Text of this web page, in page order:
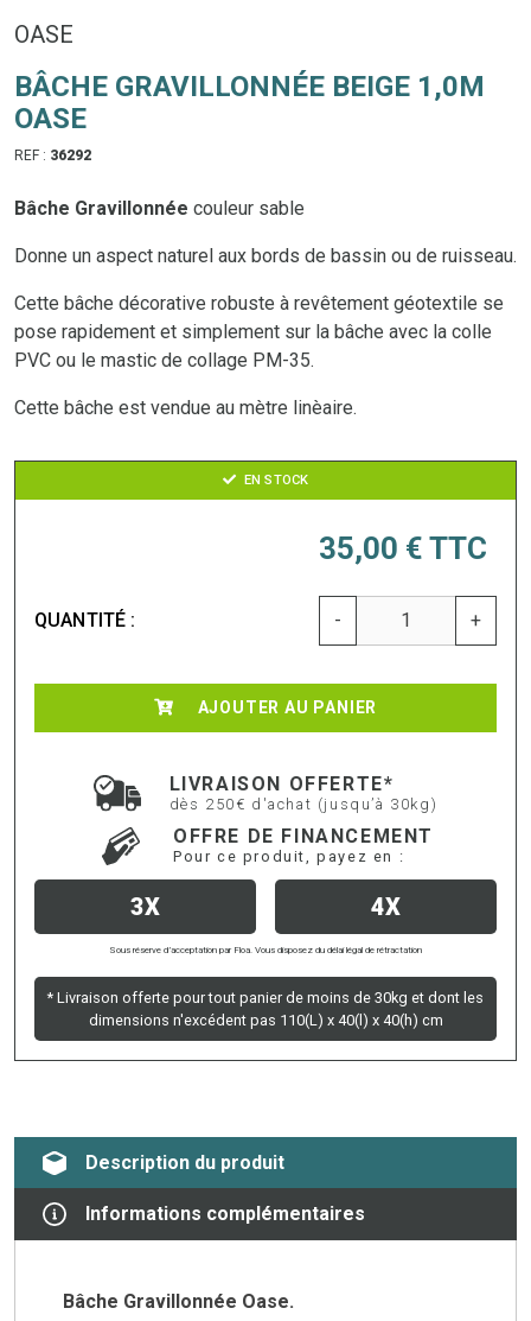
OASE
BÂCHE GRAVILLONNÉE BEIGE 1,0M
OASE
REF : 36292
Bâche Gravillonnée couleur sable
Donne un aspect naturel aux bords de bassin ou de ruisseau.
Cette bâche décorative robuste à revêtement géotextile se
pose rapidement et simplement sur la bâche avec la colle
PVC ou le mastic de collage PM-35.
Cette bâche est vendue au mètre linèaire.
EN STOCK
35,00 € TTC
QUANTITÉ : - +
AJOUTER AU PANIER
LIVRAISON OFFERTE*
dès 250€ d'achat (jusqu’à 30kg)
OFFRE DE FINANCEMENT
Pour ce produit, payez en :
3X 4X
Sous réserve d’acceptation par Floa. Vous disposez du délai légal de rétractation
* Livraison offerte pour tout panier de moins de 30kg et dont les
dimensions n'excédent pas 110(L) x 40(l) x 40(h) cm
Description du produit
Informations complémentaires
Bâche Gravillonnée Oase.